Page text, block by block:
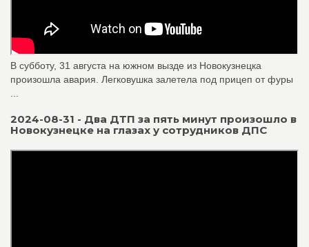
В субботу, 31 августа на южном вызде из Новокузнецка
произошла авария. Легковушка залетела под прицеп от фуры
2024-08-31 - Два ДТП за пять минут произошло в
Новокузнецке на глазах у сотрудников ДПС